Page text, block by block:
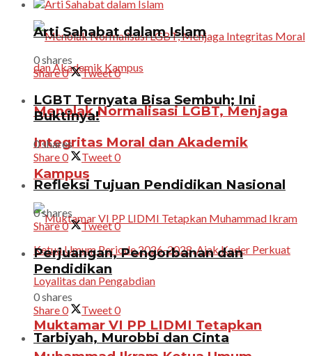
Menolak Normalisasi LGBT, Menjaga
Integritas Moral dan Akademik
Kampus
Muktamar VI PP LIDMI Tetapkan
Arti Sahabat dalam Islam
0 shares
Share0 Tweet0
LGBT Ternyata Bisa Sembuh; Ini
Buktinya!
0 shares
Share0 Tweet0
Refleksi Tujuan Pendidikan Nasional
0 shares
Share0 Tweet0
Perjuangan, Pengorbanan dan
Pendidikan
0 shares
Share0 Tweet0
Tarbiyah, Murobbi dan Cinta